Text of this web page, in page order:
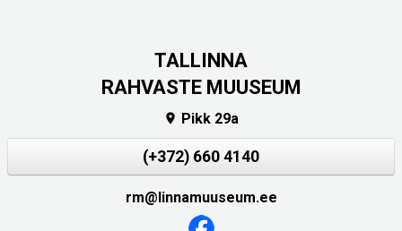
TALLINNA
RAHVASTE MUUSEUM
 Pikk 29a
(+372) 660 4140
rm@linnamuuseum.ee